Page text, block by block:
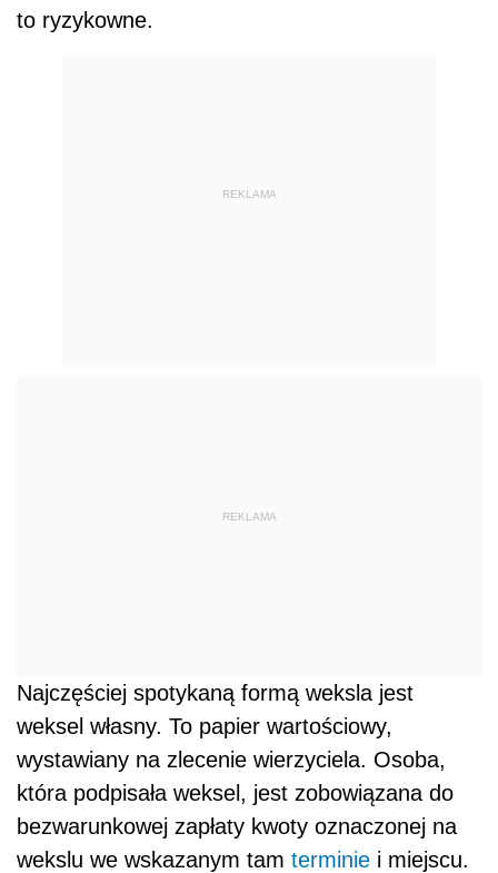
to ryzykowne.
REKLAMA
REKLAMA
Najczęściej spotykaną formą weksla jest
weksel własny. To papier wartościowy,
wystawiany na zlecenie wierzyciela. Osoba,
która podpisała weksel, jest zobowiązana do
bezwarunkowej zapłaty kwoty oznaczonej na
wekslu we wskazanym tam terminie i miejscu.